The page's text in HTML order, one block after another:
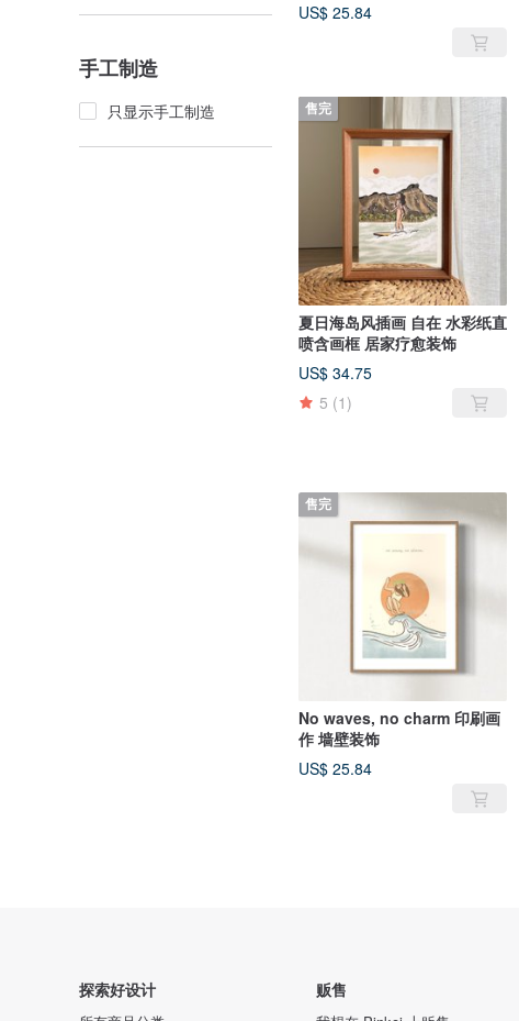
手工制造
只显示手工制造
US$ 25.84
售完
夏日海岛风插画 自在 水彩纸直
喷含画框 居家疗愈装饰
US$ 34.75
5 (1)
售完
No waves, no charm 印刷画
作 墙壁装饰
US$ 25.84
探索好设计 贩售